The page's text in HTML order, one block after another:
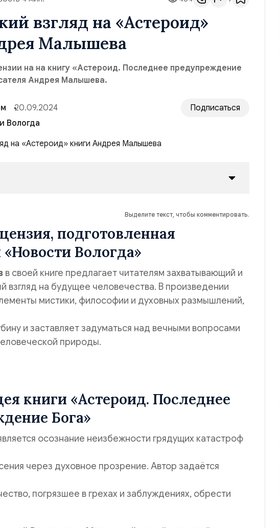
взгляд на «Астероид»
Малышева
на на книгу «Астероид. Последнее предупреждение
Андрея Малышева.
20.09.2024
Подписаться
Вологда
Выделите текст, чтобы комментировать.
подготовленная
Вологда»
в своей книге предлагает читателям захватывающий и
взгляд на будущее человечества. В произведении
мистики, философии и духовных размышлений,
и заставляет задуматься над вечными вопросами
природы.
книги «Астероид. Последнее
Бога»
осознание неизбежности грядущих катастроф
через духовное прозрение. Автор задаётся
погрязшее в грехах и заблуждениях, обрести